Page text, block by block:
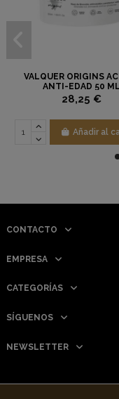
VALQUER ORIGINS ACTIVO
ANTI-EDAD 50 ML
28,25 €
Añadir al carrito
CONTACTO
EMPRESA
CATEGORÍAS
SÍGUENOS
NEWSLETTER